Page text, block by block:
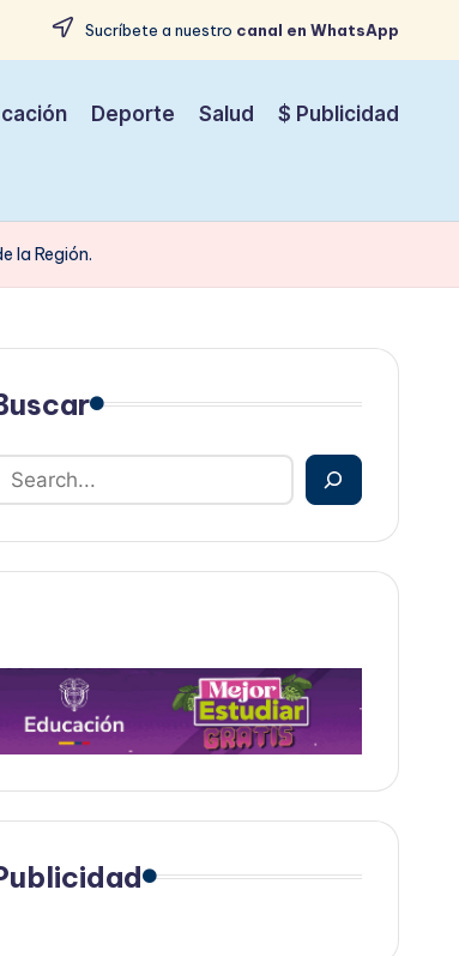
Sucríbete a nuestro canal en WhatsApp
Deporte Salud $ Publicidad
la Región.